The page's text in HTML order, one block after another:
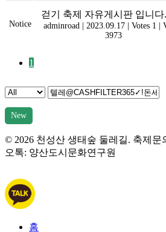
Notice
걷기 축제 자유게시판 입니다.
adminroad 2023.09.17 Votes 1
3973
1
New
© 2026 천성산 생태숲 둘레길. 축제문
오톡: 양산도시문화연구원
홈